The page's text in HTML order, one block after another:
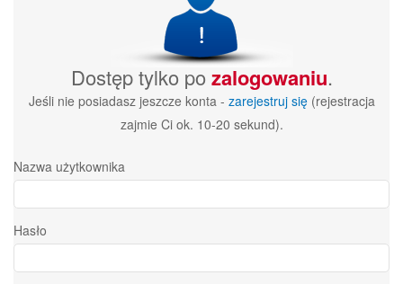
Dostęp tylko pozalogowaniu.
Jeśli nie posiadasz jeszcze konta - zarejestruj się(rejestracja
zajmie Ci ok. 10-20 sekund).
Nazwa użytkownika
Hasło